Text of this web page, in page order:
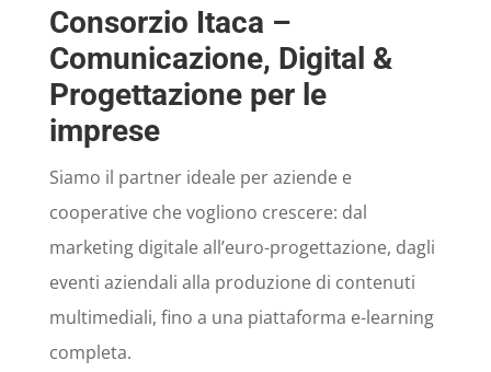
Consorzio Itaca –
Comunicazione, Digital &
Progettazione per le
imprese
Siamo il partner ideale per aziende e
cooperative che vogliono crescere: dal
marketing digitale all’euro-progettazione, dagli
eventi aziendali alla produzione di contenuti
multimediali, fino a una piattaforma e-learning
completa.